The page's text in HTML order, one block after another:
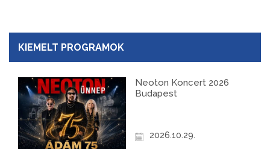
KIEMELT PROGRAMOK
Neoton Koncert 2026
Budapest
2026.10.29.